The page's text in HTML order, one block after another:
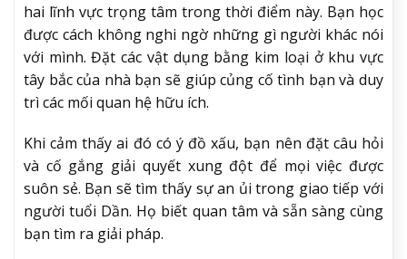
hai lĩnh vực trọng tâm trong thời điểm này. Bạn học
được cách không nghi ngờ những gì người khác nói
với mình. Đặt các vật dụng bằng kim loại ở khu vực
tây bắc của nhà bạn sẽ giúp củng cố tình bạn và duy
trì các mối quan hệ hữu ích.
Khi cảm thấy ai đó có ý đồ xấu, bạn nên đặt câu hỏi
và cố gắng giải quyết xung đột để mọi việc được
suôn sẻ. Bạn sẽ tìm thấy sự an ủi trong giao tiếp với
người tuổi Dần. Họ biết quan tâm và sẵn sàng cùng
bạn tìm ra giải pháp.